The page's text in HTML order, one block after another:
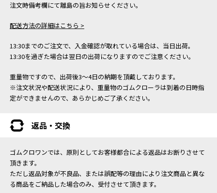
注文時備考欄にて離島の旨お知らせください。
配送方法の詳細はこちら >
13:30までのご注文で、入金確認が取れている場合は、当日出荷。
13:30を過ぎた場合は翌日の出荷になりますのでご注意ください。
重量物ですので、出荷後3～4日の納期を頂戴しております。
※注文状況や配送状況により、重量物のゴムクローラは到着の日時指
定ができませんので、あらかじめご了承ください。
返品・交換
ゴムクロワンでは、原則としてお客様都合による返品はお断りさせて
頂きます。
ただし返品対象が不良品、または誤配等の理由により注文商品と異な
る商品をご納品した場合のみ、受付させて頂きます。